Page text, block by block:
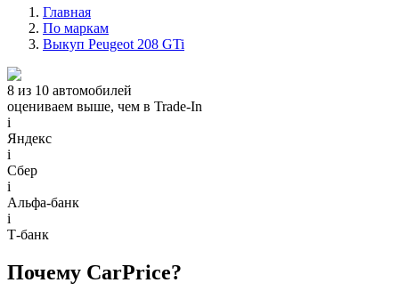
Главная
По маркам
Выкуп Peugeot 208 GTi
8 из 10 автомобилей
оцениваем выше, чем в Trade‑In
i
Яндекс
i
Сбер
i
Альфа-банк
i
Т-банк
Почему CarPrice?